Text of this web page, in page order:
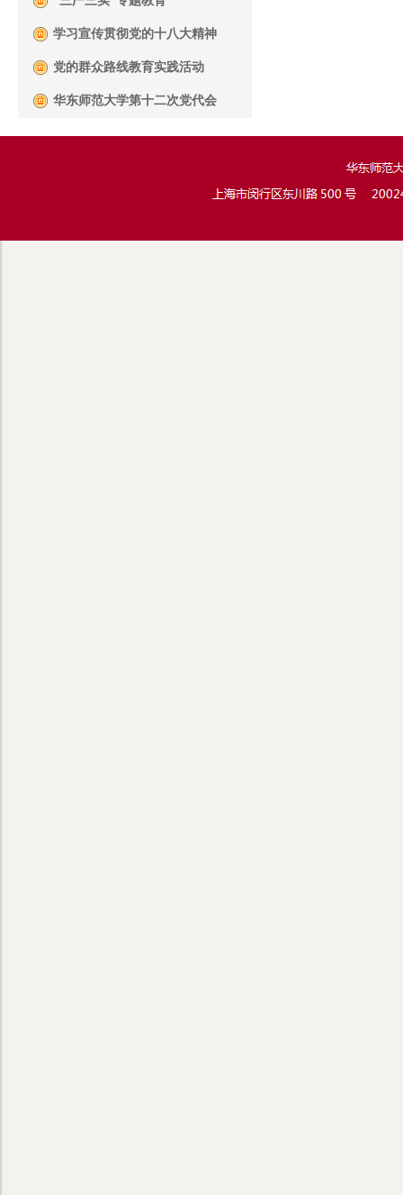
学习宣传贯彻党的十八大精神
党的群众路线教育实践活动
华东师范大学第十二次党代会